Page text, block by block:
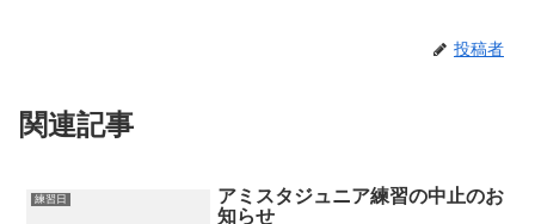
投稿者
関連記事
練習日
アミスタジュニア練習の中止のお
知らせ